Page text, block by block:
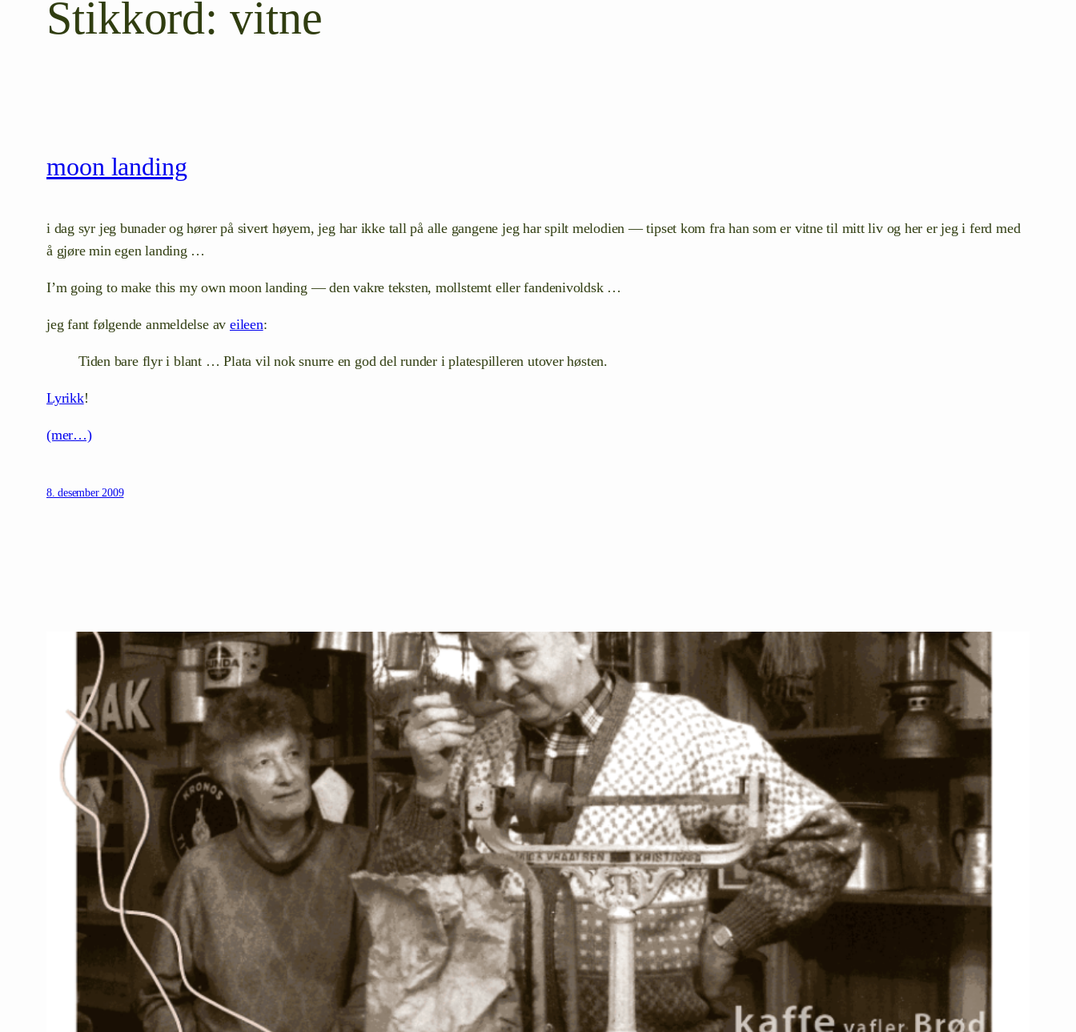
Stikkord: vitne
moon landing
i dag syr jeg bunader og hører på sivert høyem, jeg har ikke tall på alle gangene jeg har spilt melodien — tipset kom fra han som er vitne til mitt liv og her er jeg i ferd med
å gjøre min egen landing …
I’m going to make this my own moon landing — den vakre teksten, mollstemt eller fandenivoldsk …
jeg fant følgende anmeldelse av eileen:
Tiden bare flyr i blant … Plata vil nok snurre en god del runder i platespilleren utover høsten.
Lyrikk!
(mer…)
8. desember 2009